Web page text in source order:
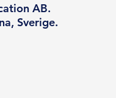
AB.
Sverige.